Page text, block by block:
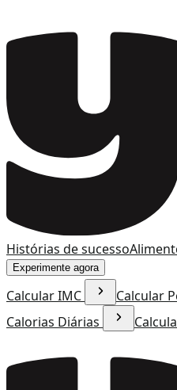
Histórias de sucesso
Experimente agora
Calcular IMC Calcular
Calorias Diárias